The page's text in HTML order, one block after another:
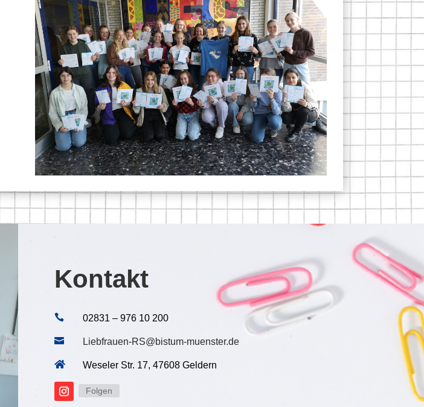
Kontakt
 02831 – 976 10 200
 Liebfrauen-RS@bistum-muenster.de
 Weseler Str. 17, 47608 Geldern
Folgen